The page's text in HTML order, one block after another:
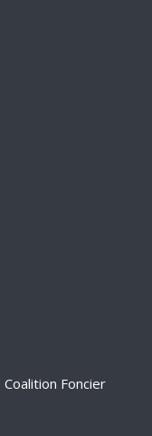
Foncier